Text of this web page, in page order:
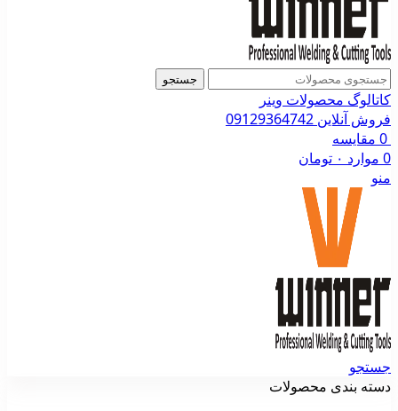
جستجو
کاتالوگ محصولات وینر
فروش آنلاین 09129364742
0 مقایسه
0 موارد ۰ تومان
منو
جستجو
دسته بندی محصولات